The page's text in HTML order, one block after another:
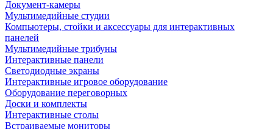
Документ-камеры
Мультимедийные студии
Компьютеры, стойки и аксессуары для интерактивных
панелей
Мультимедийные трибуны
Интерактивные панели
Светодиодные экраны
Интерактивные игровое оборудование
Оборудование переговорных
Доски и комплекты
Интерактивные столы
Встраиваемые мониторы